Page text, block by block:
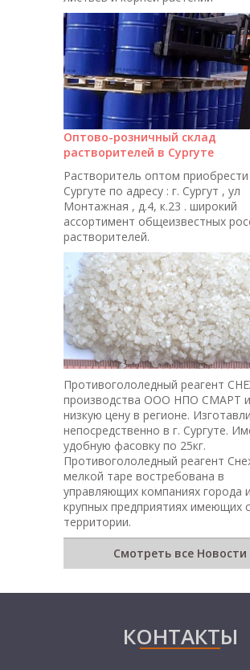
Оптово-розничный склад
растворителей в Сургуте
Растворитель оптом приобрести
Сургуте по адресу : г. Сургут , ул
Монтажная , д.4, к.23 . широкий
ассортимент общеизвестных
растворителей.
Противогололедный реагент
производства ООО НПО СМАРТ
низкую цену в регионе.
непосредственно в г. Сургуте.
удобную фасовку по 25кг.
Противогололедный реагент
мелкой таре востребована в
управляющих компаниях города и
крупных предприятиях имеющих
территории.
Смотреть все Новости
КОНТАКТЫ